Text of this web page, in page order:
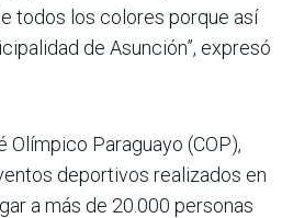
todos los colores porque así
de Asunción”, expresó
Olímpico Paraguayo (COP),
deportivos realizados en
a más de 20.000 personas